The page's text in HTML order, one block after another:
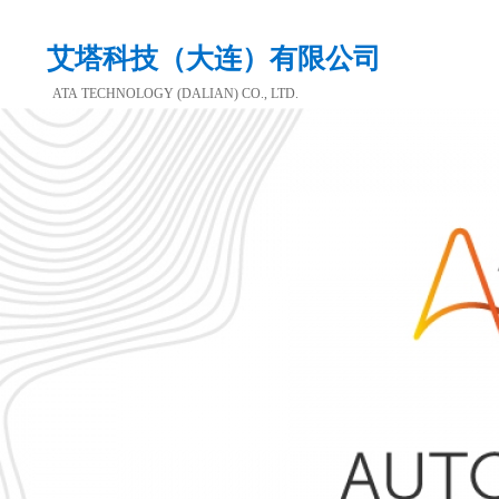
艾塔科技（大连）有限公司
ATA TECHNOLOGY (DALIAN) CO., LTD.